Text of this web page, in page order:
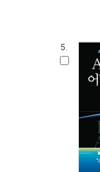
5.